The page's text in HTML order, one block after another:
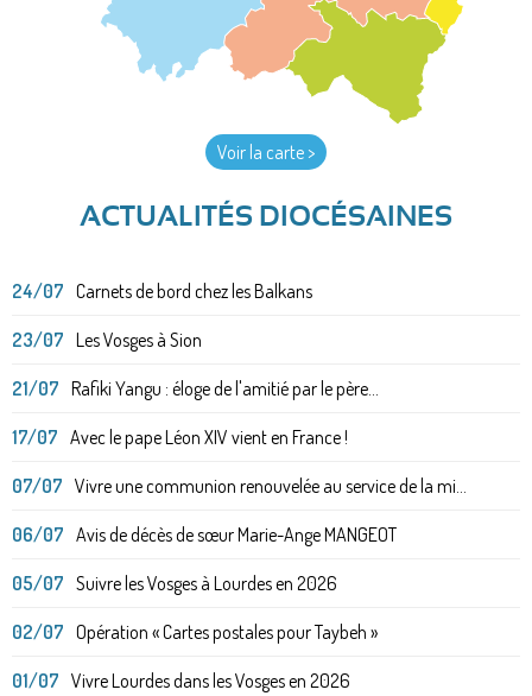
Voir la carte >
ACTUALITÉS DIOCÉSAINES
24/07 Carnets de bord chez les Balkans
23/07 Les Vosges à Sion
21/07 Rafiki Yangu : éloge de l'amitié par le père...
17/07 Avec le pape Léon XIV vient en France !
07/07 Vivre une communion renouvelée au service de la mi...
06/07 Avis de décès de sœur Marie-Ange MANGEOT
05/07 Suivre les Vosges à Lourdes en 2026
02/07 Opération « Cartes postales pour Taybeh »
01/07 Vivre Lourdes dans les Vosges en 2026